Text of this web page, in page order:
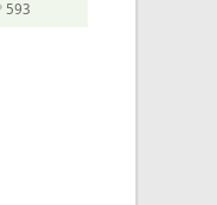
593